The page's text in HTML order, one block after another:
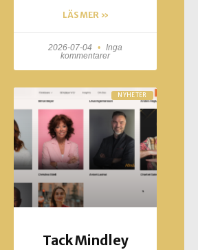
LÄS MER »
2026-07-04
Inga
kommentarer
NYHETER
Tack Mindley